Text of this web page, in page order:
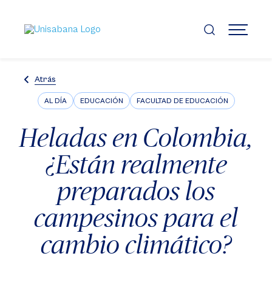
contenido
principal
MENÚ
Atrás
AL DÍA EDUCACIÓN FACULTAD DE EDUCACIÓN
Heladas en Colombia,
¿Están realmente
preparados los
campesinos para el
cambio climático?